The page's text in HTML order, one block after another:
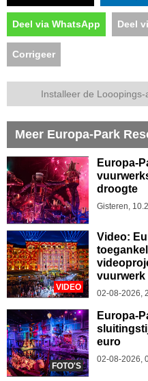
Deel via WhatsApp Deel
Corrigeer
Installeer de
Meer Europa-Park
Europa-
droogte
Gisteren,
VIDEO
Video:
vuurwerk
02-08-2026,
FOTO'S
Europa-
euro
02-08-2026,